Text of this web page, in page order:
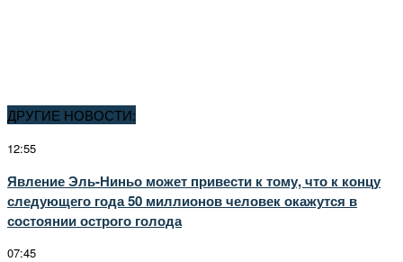
ДРУГИЕ НОВОСТИ:
12:55
Явление Эль-Ниньо может привести к тому, что к концу
следующего года 50 миллионов человек окажутся в
состоянии острого голода
07:45